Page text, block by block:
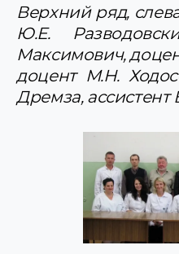
Верхний ряд,
Ю.Е.
Максимович,
доцент М.Н.
Дремза, ассистент